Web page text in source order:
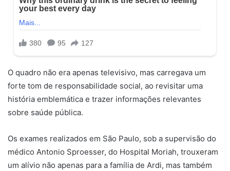
O quadro não era apenas televisivo, mas carregava um
forte tom de responsabilidade social, ao revisitar uma
história emblemática e trazer informações relevantes
sobre saúde pública.
Os exames realizados em São Paulo, sob a supervisão do
médico Antonio Sproesser, do Hospital Moriah, trouxeram
um alívio não apenas para a família de Ardi, mas também